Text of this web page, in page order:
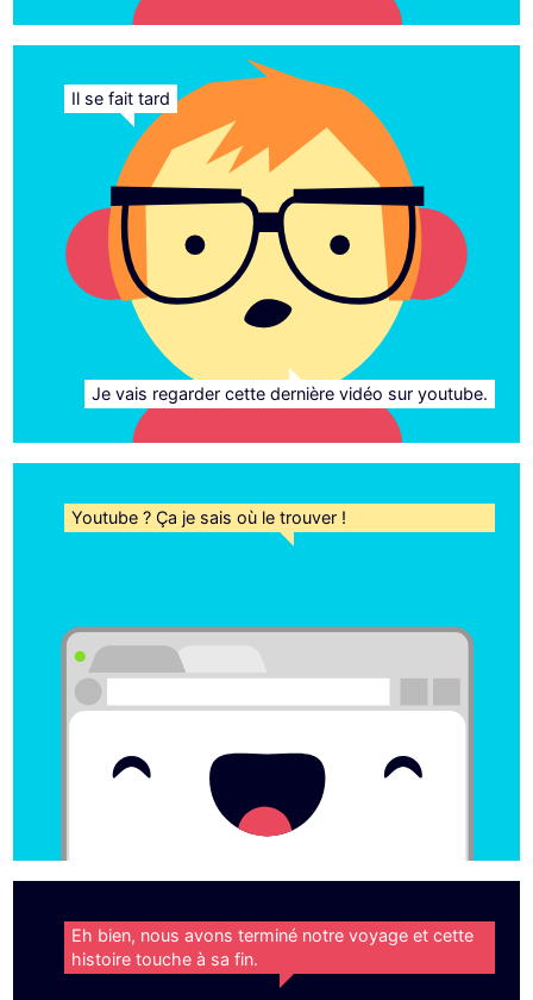
Il se fait tard
Je vais regarder cette dernière vidéo sur youtube.
Youtube ? Ça je sais où le trouver !
Eh bien, nous avons terminé notre voyage et cette
histoire touche à sa fin.